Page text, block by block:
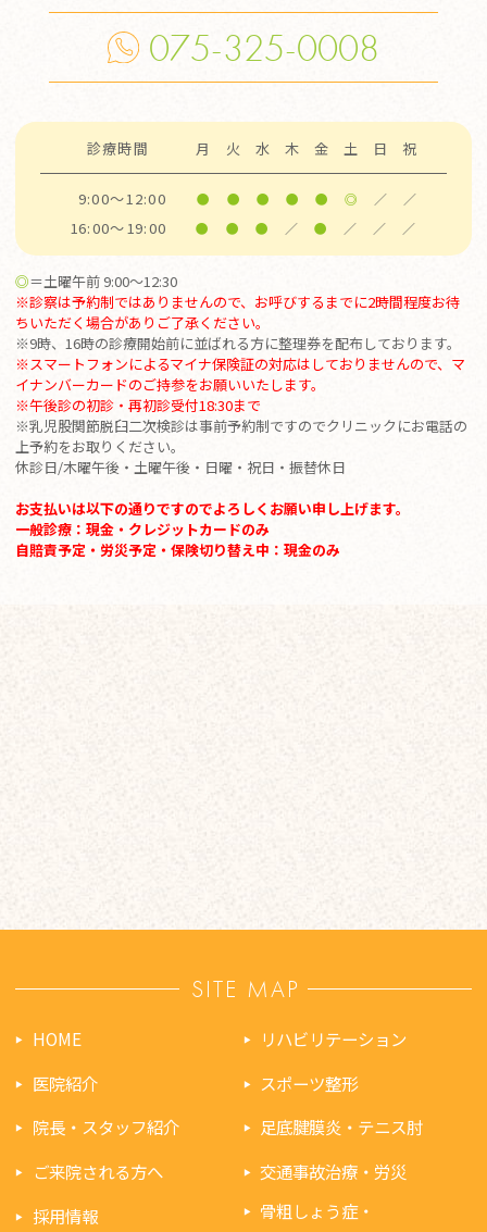
075-325-0008
診療時間 月 火 水 木 金 土 日 祝
9:00～12:00 ● ● ● ● ● ◎ ／ ／
16:00～19:00 ● ● ● ／ ● ／ ／ ／
◎＝土曜午前 9:00～12:30
※診察は予約制ではありませんので、お呼びするまでに2時間程度お待
ちいただく場合がありご了承ください。
※9時、16時の診療開始前に並ばれる方に整理券を配布しております。
※スマートフォンによるマイナ保険証の対応はしておりませんので、マ
イナンバーカードのご持参をお願いいたします。
※午後診の初診・再初診受付18:30まで
※乳児股関節脱臼二次検診は事前予約制ですのでクリニックにお電話の
上予約をお取りください。
休診日/木曜午後・土曜午後・日曜・祝日・振替休日
お支払いは以下の通りですのでよろしくお願い申し上げます。
一般診療：現金・クレジットカードのみ
自賠責予定・労災予定・保険切り替え中：現金のみ
SITE MAP
HOME
医院紹介
院長・スタッフ紹介
ご来院される方へ
採用情報
リハビリテーション
スポーツ整形
足底腱膜炎・テニス肘
交通事故治療・労災
骨粗しょう症・